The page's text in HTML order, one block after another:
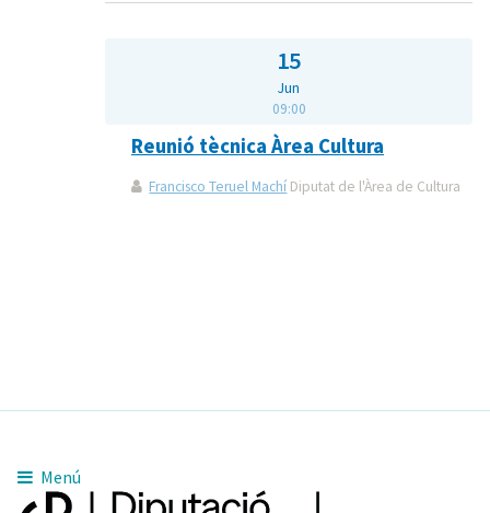
15
Jun
09:00
Reunió tècnica Àrea Cultura
Francisco Teruel Machí Diputat de l'Àrea de Cultura
Menú